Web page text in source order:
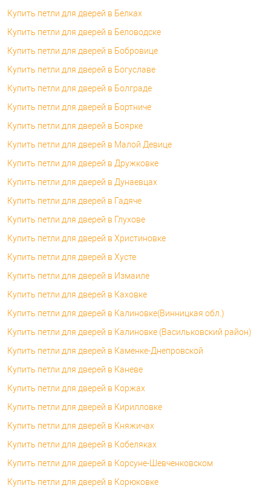
Купить петли для дверей в Белках
Купить петли для дверей в Беловодске
Купить петли для дверей в Бобровице
Купить петли для дверей в Богуславе
Купить петли для дверей в Болграде
Купить петли для дверей в Бортниче
Купить петли для дверей в Боярке
Купить петли для дверей в Малой Девице
Купить петли для дверей в Дружковке
Купить петли для дверей в Дунаевцах
Купить петли для дверей в Гадяче
Купить петли для дверей в Глухове
Купить петли для дверей в Христиновке
Купить петли для дверей в Хусте
Купить петли для дверей в Измаиле
Купить петли для дверей в Каховке
Купить петли для дверей в Калиновке(Винницкая обл.)
Купить петли для дверей в Калиновке (Васильковский район)
Купить петли для дверей в Каменке-Днепровской
Купить петли для дверей в Каневе
Купить петли для дверей в Коржах
Купить петли для дверей в Кирилловке
Купить петли для дверей в Княжичах
Купить петли для дверей в Кобеляках
Купить петли для дверей в Корсуне-Шевченковском
Купить петли для дверей в Корюковке